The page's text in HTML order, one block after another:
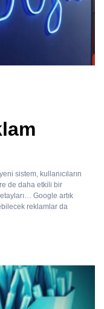
sistem, kullanıcıların
de daha etkili bir
Google artık
reklamlar da